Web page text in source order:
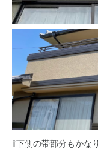
⇧下側の帯部分もかな